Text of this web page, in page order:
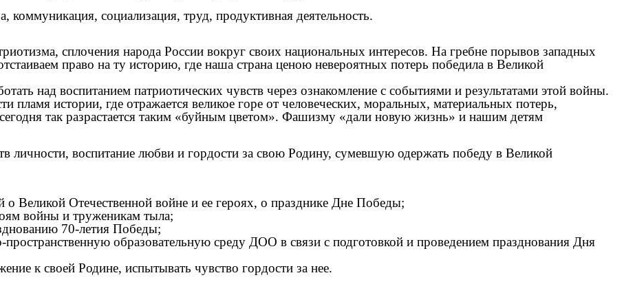
коммуникация, социализация, труд, продуктивная деятельность.
сплочения народа России вокруг своих национальных интересов. На гребне порывов западных
право на ту историю, где наша страна ценою невероятных потерь победила в Великой
над воспитанием патриотических чувств через ознакомление с событиями и результатами этой войны.
пламя истории, где отражается великое горе от человеческих, моральных, материальных потерь,
так разрастается таким «буйным цветом». Фашизму «дали новую жизнь» и нашим детям
личности, воспитание любви и гордости за свою Родину, сумевшую одержать победу в Великой
о Великой Отечественной войне и ее героях, о празднике Дне Победы;
войны и труженикам тыла;
70-летия Победы;
образовательную среду ДОО в связи с подготовкой и проведением празднования Дня
к своей Родине, испытывать чувство гордости за нее.